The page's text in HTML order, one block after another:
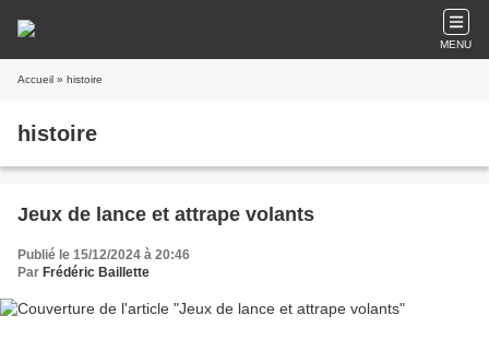
MENU
Accueil » histoire
histoire
Jeux de lance et attrape volants
Publié le 15/12/2024 à 20:46
Par Frédéric Baillette